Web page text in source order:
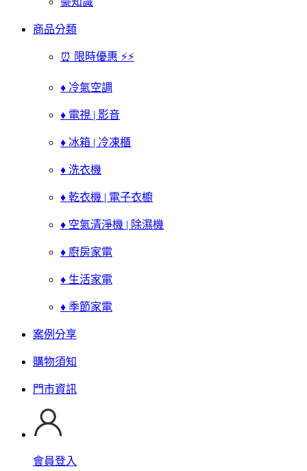
商品分類
⏰ 限時優惠 ⚡⚡
♦ 冷氣空調
♦ 電視 | 影音
♦ 冰箱 | 冷凍櫃
♦ 洗衣機
♦ 乾衣機 | 電子衣櫥
♦ 空氣清淨機 | 除濕機
♦ 廚房家電
♦ 生活家電
♦ 季節家電
案例分享
購物須知
門市資訊
會員登入